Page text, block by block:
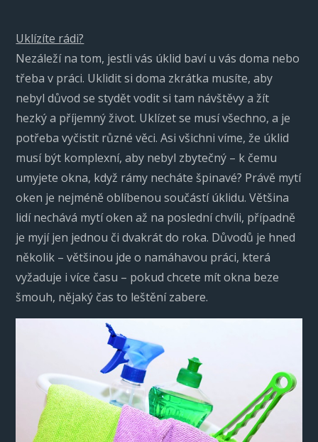
Uklízíte rádi?
Nezáleží na tom, jestli vás úklid baví u vás doma nebo
třeba v práci. Uklidit si doma zkrátka musíte, aby
nebyl důvod se stydět vodit si tam návštěvy a žít
hezký a příjemný život. Uklízet se musí všechno, a je
potřeba vyčistit různé věci. Asi všichni víme, že úklid
musí být komplexní, aby nebyl zbytečný – k čemu
umyjete okna, když rámy necháte špinavé? Právě mytí
oken je nejméně oblíbenou součástí úklidu. Většina
lidí nechává mytí oken až na poslední chvíli, případně
je myjí jen jednou či dvakrát do roka. Důvodů je hned
několik – většinou jde o namáhavou práci, která
vyžaduje i více času – pokud chcete mít okna beze
šmouh, nějaký čas to leštění zabere.